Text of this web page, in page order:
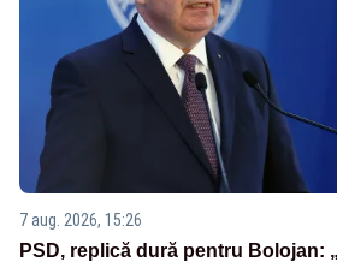
7 aug. 2026, 15:26
PSD, replică dură pentru Bolojan: